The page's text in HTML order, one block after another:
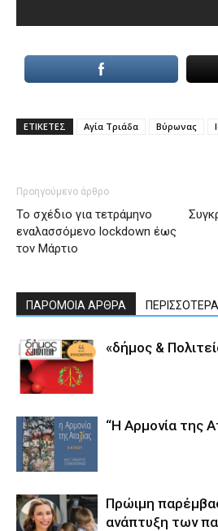
ΕΤΙΚΕΤΕΣ Αγία Τριάδα Βύρωνας
Προηγούμενο άρθρο
Το σχέδιο για τετράμηνο
εναλασσόμενο lockdown έως
τον Μάρτιο
ΠΑΡΟΜΟΙΑ ΑΡΘΡΑ
«δήμος &
“Η Αρμονία της
Πρώιμη
ανάπτυξη των